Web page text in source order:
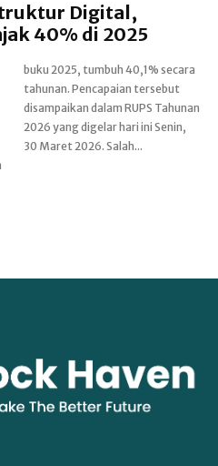
Digital,
40% di 2025
30 Maret 2026. Salah...